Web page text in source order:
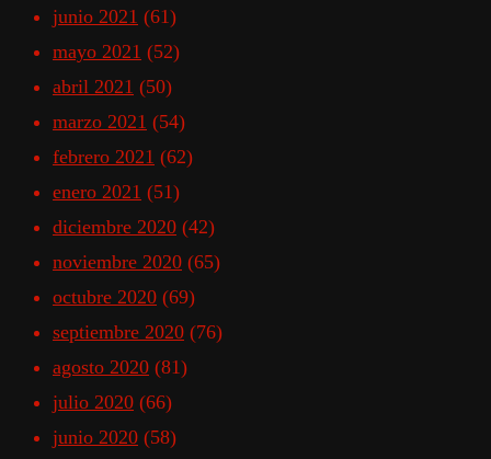
junio 2021 (61)
mayo 2021 (52)
abril 2021 (50)
marzo 2021 (54)
febrero 2021 (62)
enero 2021 (51)
diciembre 2020 (42)
noviembre 2020 (65)
octubre 2020 (69)
septiembre 2020 (76)
agosto 2020 (81)
julio 2020 (66)
junio 2020 (58)